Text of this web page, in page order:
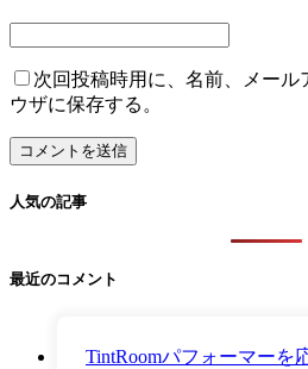
次回投稿時用に、名前、メール
ウザに保存する。
人気の記事
最近のコメント
TintRoomパフォーマーを